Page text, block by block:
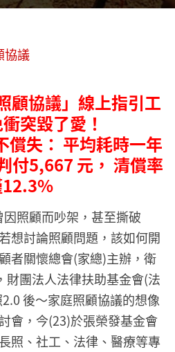
協議
顧協議」線上指引工
突毀了愛！
償失： 平均耗時一年
付5,667 元， 清償率
照顧而吵架，甚至撕破
想討論照顧問題，該如何開
者關懷總會(家總)主辦，衛
財團法人法律扶助基金會(法
後〜家庭照顧協議的想像
會，今(23)於張榮發基金會
照、社工、法律、醫療等專